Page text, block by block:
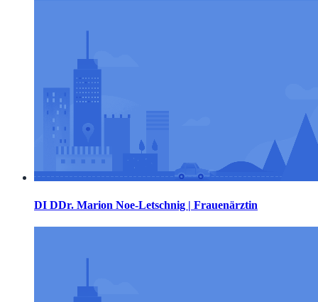
DI DDr. Marion Noe-Letschnig | Frauenärztin